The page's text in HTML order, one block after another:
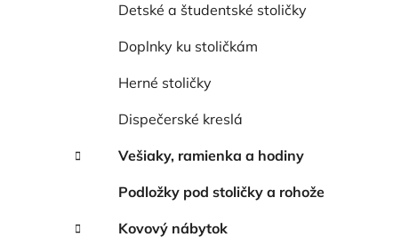
Detské a študentské stoličky
Doplnky ku stoličkám
Herné stoličky
Dispečerské kreslá
Vešiaky, ramienka a hodiny
Podložky pod stoličky a rohože
Kovový nábytok